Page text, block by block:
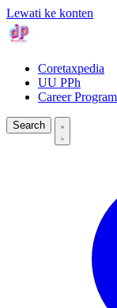
Lewati ke konten
Coretaxpedia
UU PPh
Career Program
Search